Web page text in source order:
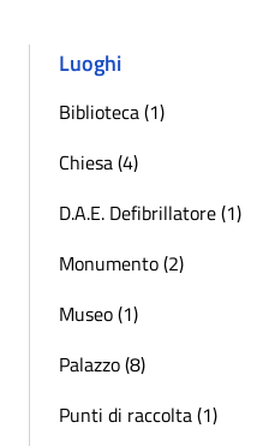
Luoghi
Biblioteca (1)
Chiesa (4)
D.A.E. Defibrillatore (1)
Monumento (2)
Museo (1)
Palazzo (8)
Punti di raccolta (1)